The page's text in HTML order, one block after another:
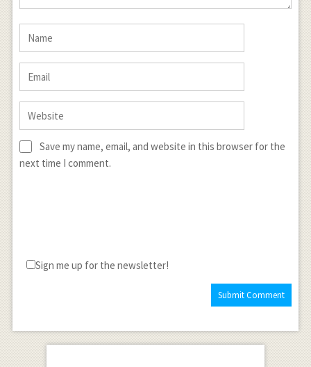
Save my name, email, and website in this browser for the
next time I comment.
Sign me up for the newsletter!